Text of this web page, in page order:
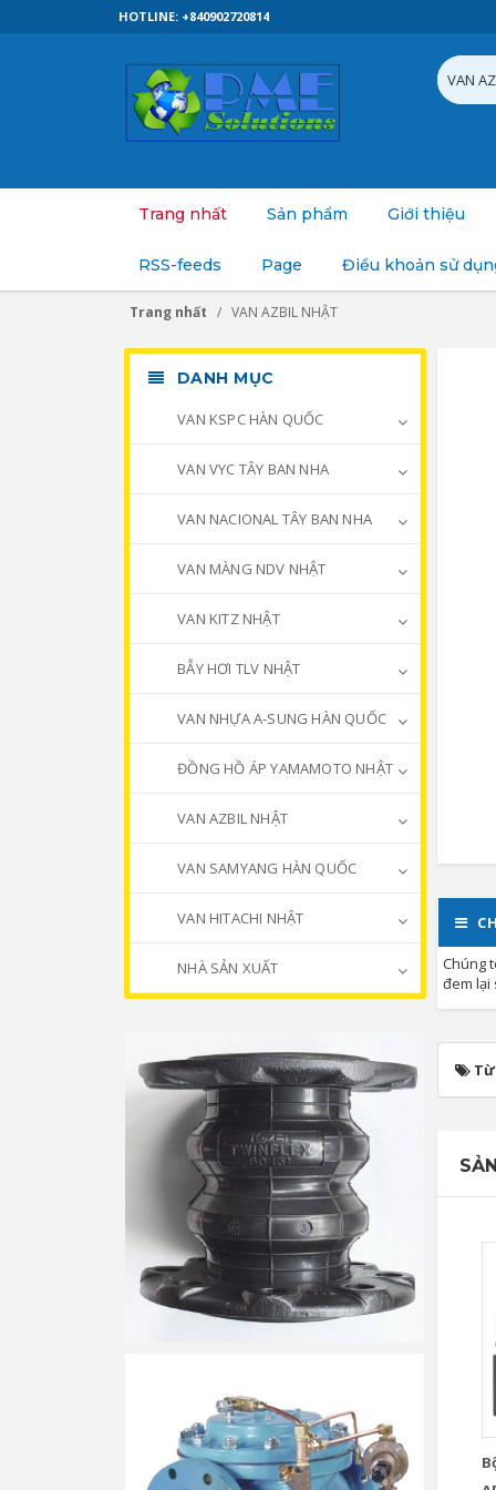
HOTLINE: +840902720814
Trang nhất Sản phẩm Giới thiệu
RSS-feeds Page Điều khoản sử
Trang nhất VAN AZBIL NHẬT
Chúng
đem lại
DANH MỤC
VAN KSPC HÀN QUỐC
VAN VYC TÂY BAN NHA
VAN NACIONAL TÂY BAN NHA
VAN MÀNG NDV NHẬT
VAN KITZ NHẬT
BẪY HƠI TLV NHẬT
VAN NHỰA A-SUNG HÀN QUỐC
ĐỒNG HỒ ÁP YAMAMOTO NHẬT
VAN AZBIL NHẬT
VAN SAMYANG HÀN QUỐC
VAN HITACHI NHẬT
NHÀ SẢN XUẤT